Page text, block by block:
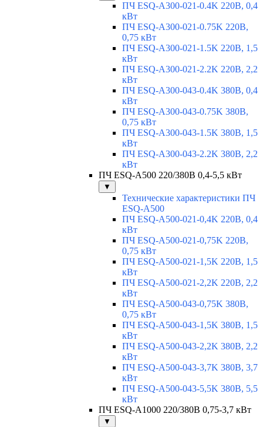
ПЧ ESQ-A300-021-0.4K 220В, 0,4
кВт
ПЧ ESQ-A300-021-0.75K 220В,
0,75 кВт
ПЧ ESQ-A300-021-1.5K 220В, 1,5
кВт
ПЧ ESQ-A300-021-2.2K 220В, 2,2
кВт
ПЧ ESQ-A300-043-0.4K 380В, 0,4
кВт
ПЧ ESQ-A300-043-0.75K 380В,
0,75 кВт
ПЧ ESQ-A300-043-1.5K 380В, 1,5
кВт
ПЧ ESQ-A300-043-2.2K 380В, 2,2
кВт
ПЧ ESQ-A500 220/380В 0,4-5,5 кВт
▼
Технические характеристики ПЧ
ESQ-A500
ПЧ ESQ-A500-021-0,4K 220В, 0,4
кВт
ПЧ ESQ-A500-021-0,75K 220В,
0,75 кВт
ПЧ ESQ-A500-021-1,5K 220В, 1,5
кВт
ПЧ ESQ-A500-021-2,2K 220В, 2,2
кВт
ПЧ ESQ-A500-043-0,75K 380В,
0,75 кВт
ПЧ ESQ-A500-043-1,5K 380В, 1,5
кВт
ПЧ ESQ-A500-043-2,2K 380В, 2,2
кВт
ПЧ ESQ-A500-043-3,7K 380В, 3,7
кВт
ПЧ ESQ-A500-043-5,5K 380В, 5,5
кВт
ПЧ ESQ-A1000 220/380В 0,75-3,7 кВт
▼